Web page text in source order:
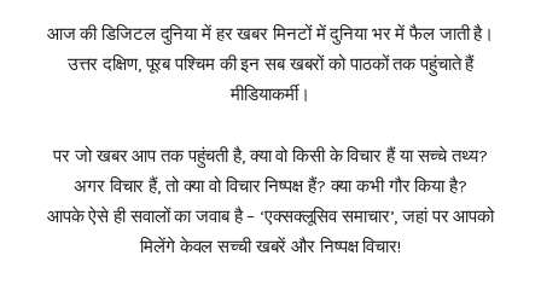
आज की डिजिटल दुनिया में हर खबर मिनटों में दुनिया भर में फैल जाती है।
उत्तर दक्षिण, पूरब पश्चिम की इन सब खबरों को पाठकों तक पहुंचाते हैं
मीडियाकर्मी।
पर जो खबर आप तक पहुंचती है, क्या वो किसी के विचार हैं या सच्चे तथ्य?
अगर विचार हैं, तो क्या वो विचार निष्पक्ष हैं? क्या कभी गौर किया है?
आपके ऐसे ही सवालों का जवाब है – ‘एक्सक्लूसिव समाचार’, जहां पर आपको
मिलेंगे केवल सच्ची खबरें और निष्पक्ष विचार!